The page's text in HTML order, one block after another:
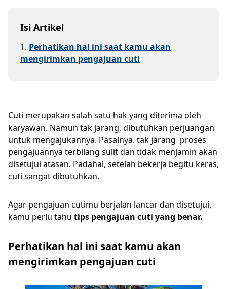
Isi Artikel
1. Perhatikan hal ini saat kamu akan
mengirimkan pengajuan cuti
Cuti merupakan salah satu hak yang diterima oleh
karyawan. Namun tak jarang, dibutuhkan perjuangan
untuk mengajukannya. Pasalnya. tak jarang proses
pengajuannya terbilang sulit dan tidak menjamin akan
disetujui atasan. Padahal, setelah bekerja begitu keras,
cuti sangat dibutuhkan.
Agar pengajuan cutimu berjalan lancar dan disetujui,
kamu perlu tahu tips pengajuan cuti yang benar.
Perhatikan hal ini saat kamu akan
mengirimkan pengajuan cuti